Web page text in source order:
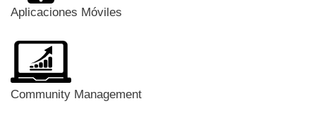
Aplicaciones Móviles
Community Management